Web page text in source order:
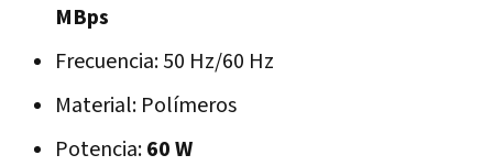
MBps
Frecuencia: 50 Hz/60 Hz
Material: Polímeros
Potencia:60 W